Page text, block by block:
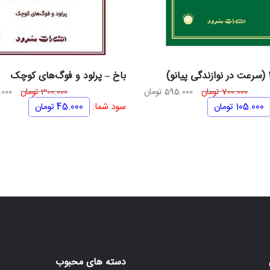
700.000تومان قیمت
595.000 تومان
105.000 تومان
باخ – پرلود و فوگ‌های کوچک
300.000تومان
سود شما: 45.000تومان
دسته های محبوب